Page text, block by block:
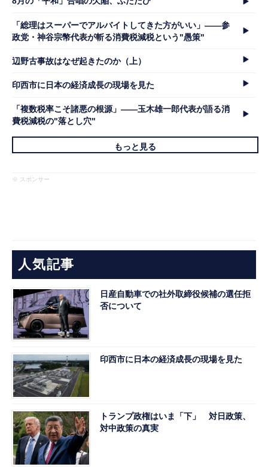
「総理はスーパーでアルバイトしてきた方がいい」――参
政党・神谷宗幣代表が斬る消費税減税という"愚策"
辺野古事故はなぜ起きたのか（上）
印西市に日本の経済成長の現場を見た
「複数税率こそ諸悪の根源」――玉木雄一郎代表が語る消
費税減税の"落とし穴"
もっと見る
※ スポンサー
人気記事
日産自動車での社外取締役候補の選任拒
否について
印西市に日本の経済成長の現場を見た
トランプ政権はいま「下」 対日政策、
対中政策の真実